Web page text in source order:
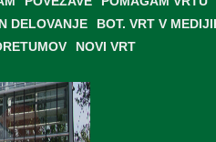
DELOVANJE
BOT. VRT V
NOVI VRT